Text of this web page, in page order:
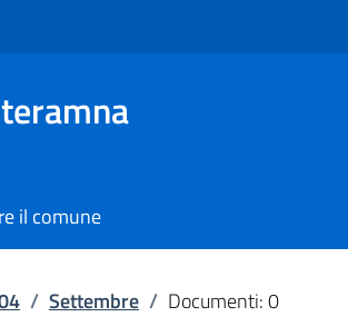
il comune
/ Settembre / Documenti: 0